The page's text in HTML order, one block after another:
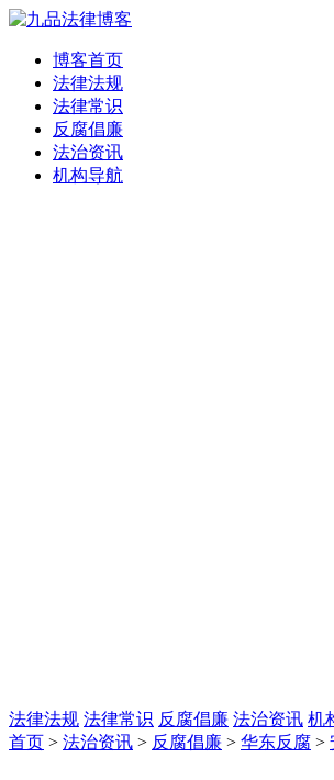
博客首页
法律法规
法律常识
反腐倡廉
法治资讯
机构导航
法律法规 法律常识 反腐倡廉 法治资讯 机
首页 > 法治资讯 > 反腐倡廉 > 华东反腐 >